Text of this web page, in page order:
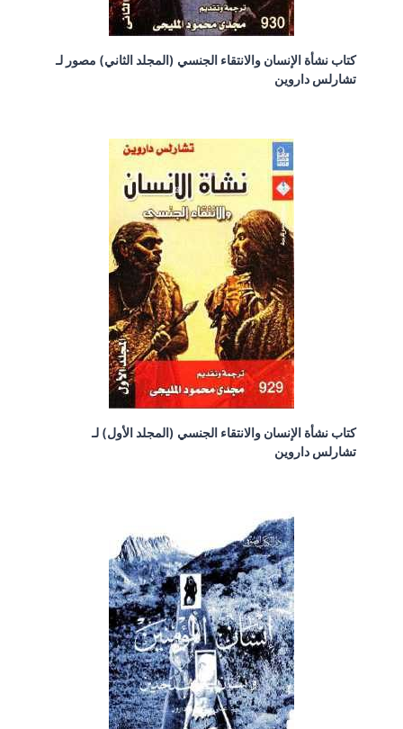
كتاب نشأة الإنسان والانتقاء الجنسي (المجلد الثاني) مصور لـ
تشارلس داروين
كتاب نشأة الإنسان والانتقاء الجنسي (المجلد الأول) لـ
تشارلس داروين